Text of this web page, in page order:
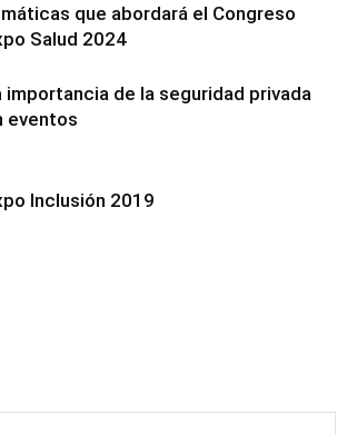
que abordará el Congreso
Salud 2024
importancia de la seguridad privada
eventos
Inclusión 2019